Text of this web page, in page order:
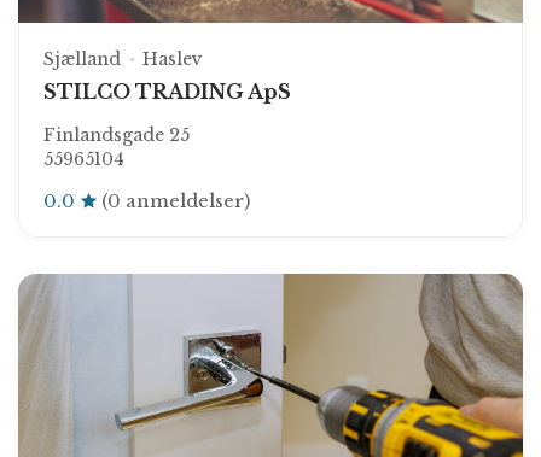
Sjælland Haslev
STILCO TRADING ApS
Finlandsgade 25
55965104
0.0 (0 anmeldelser)